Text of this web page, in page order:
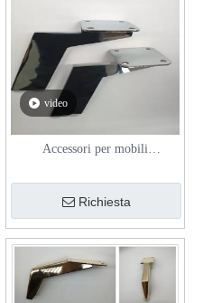
video
Accessori per mobili
metallo, ferro e acciaio. Nuove
gambe per mobili
Richiesta